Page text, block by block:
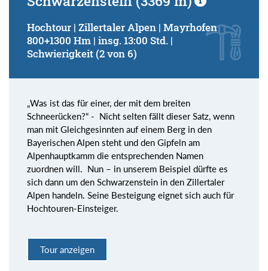
Hochtour | Zillertaler Alpen | Mayrhofen
800+1300 Hm | insg. 13:00 Std. |
Schwierigkeit (2 von 6)
„Was ist das für einer, der mit dem breiten
Schneerücken?“ - Nicht selten fällt dieser Satz, wenn
man mit Gleichgesinnten auf einem Berg in den
Bayerischen Alpen steht und den Gipfeln am
Alpenhauptkamm die entsprechenden Namen
zuordnen will. Nun – in unserem Beispiel dürfte es
sich dann um den Schwarzenstein in den Zillertaler
Alpen handeln. Seine Besteigung eignet sich auch für
Hochtouren-Einsteiger.
Tour anzeigen